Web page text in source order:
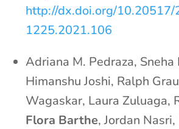
http://dx.doi.org/
1225.2021.106
Adriana M. Pedraza, Sneha
Himanshu Joshi, Ralph
Wagaskar, Laura Zuluaga,
Flora Barthe, Jordan